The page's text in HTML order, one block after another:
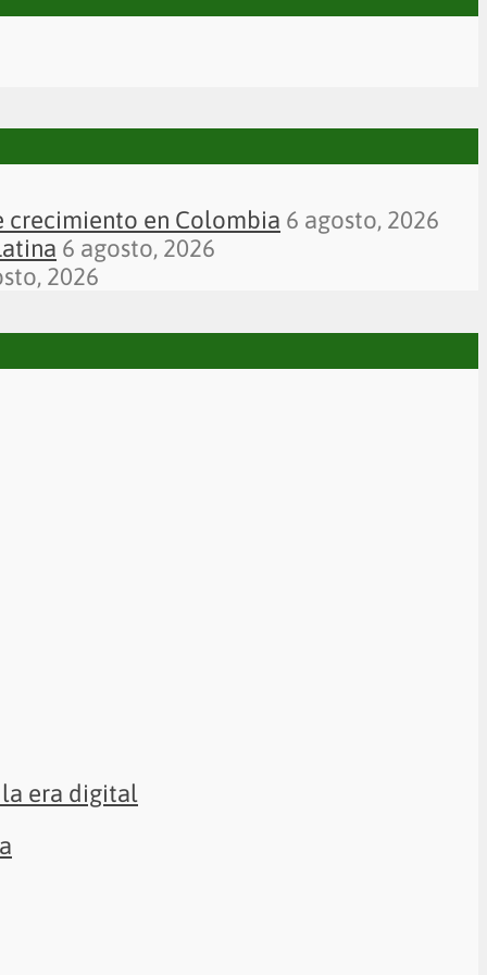
crecimiento en Colombia 6 agosto, 2026
6 agosto, 2026
2026
la era digital